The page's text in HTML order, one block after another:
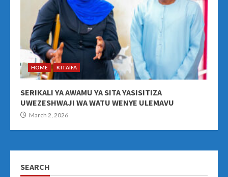
HOME KITAIFA
SERIKALI YA AWAMU YA SITA YASISITIZA
UWEZESHWAJI WA WATU WENYE ULEMAVU
March 2, 2026
SEARCH